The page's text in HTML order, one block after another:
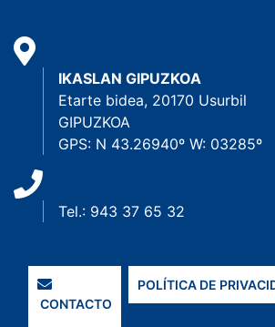
IKASLAN GIPUZKOA
Etarte bidea, 20170 Usurbil
GIPUZKOA
GPS: N 43.26940º W: 03285º
Tel.: 943 37 65 32
CONTACTO
POLÍTICA DE